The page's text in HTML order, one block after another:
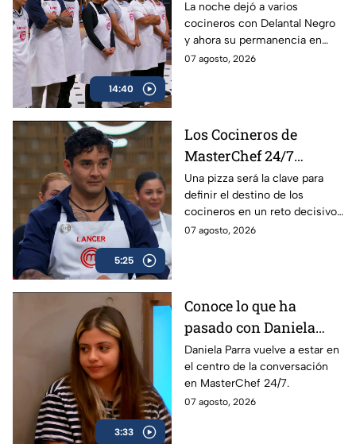
14:40
jueves en MasterChef
24/7
La noche dejó a varios
cocineros con Delantal Negro
y ahora su permanencia en
MasterChef 24/7 está en
07 agosto, 2026
5:25
Los Cocineros de
MasterChef 24/7
intentarán librar el
Delantal Negro con una
pizza
Una pizza será la clave para
definir el destino de los
cocineros en un reto decisivo
de MasterChef 24/7.
07 agosto, 2026
3:33
Conoce lo que ha
pasado con Daniela
Parra dentro de
MasterChef 24/7 y el
cómo ha sentido la
competencia
Daniela Parra vuelve a estar en
el centro de la conversación
en MasterChef 24/7.
07 agosto, 2026